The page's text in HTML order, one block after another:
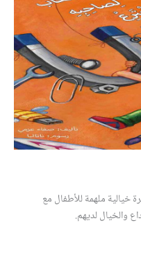
خيالية ملهمة للأطفال مع
والخيال لديهم.